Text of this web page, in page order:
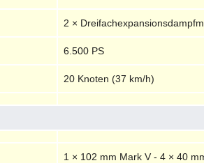
2 ×
6.500 PS
20 Knoten (37 km/h)
1 × 102 mm Mark V - 4 × 40